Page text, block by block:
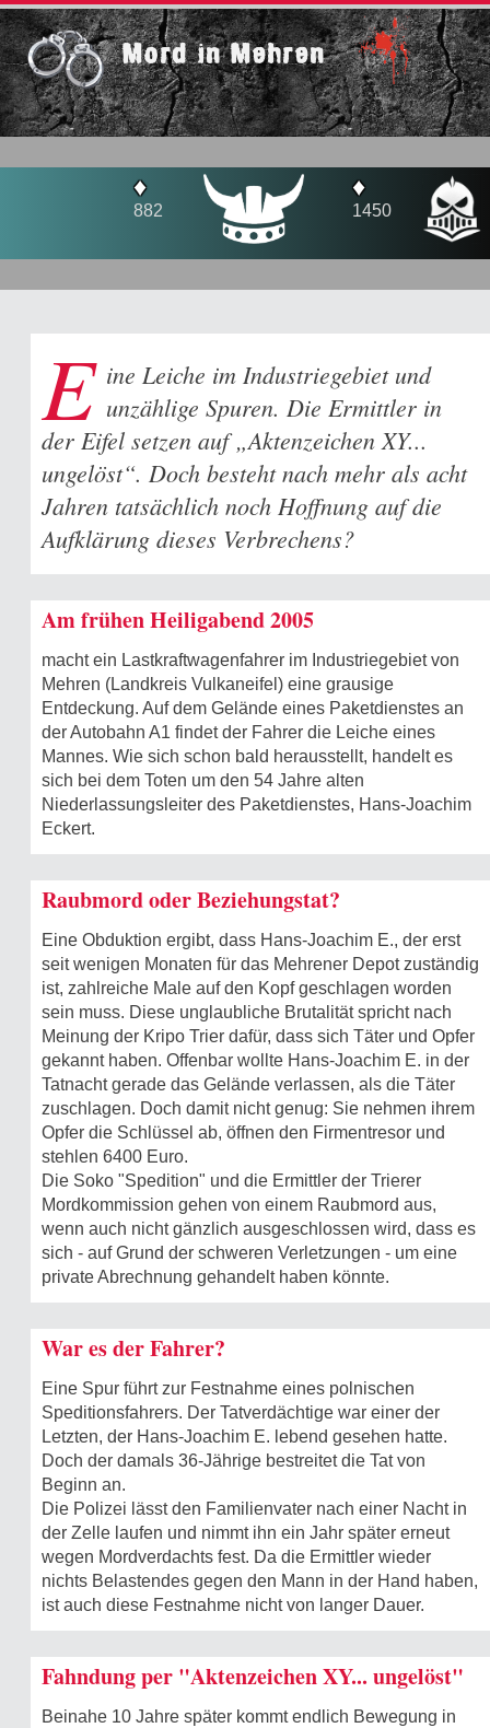
Mord in Mehren
♦
1450
E ine Leiche im Industriegebiet und
unzählige Spuren. Die Ermittler in
der Eifel setzen auf „Aktenzeichen XY...
ungelöst“. Doch besteht nach mehr als acht
Jahren tatsächlich noch Hoffnung auf die
Aufklärung dieses Verbrechens?
Am frühen Heiligabend 2005
macht ein Lastkraftwagenfahrer im Industriegebiet von
Mehren (Landkreis Vulkaneifel) eine grausige
Entdeckung. Auf dem Gelände eines Paketdienstes an
der Autobahn A1 findet der Fahrer die Leiche eines
Mannes. Wie sich schon bald herausstellt, handelt es
sich bei dem Toten um den 54 Jahre alten
Niederlassungsleiter des Paketdienstes, Hans-Joachim
Eckert.
Raubmord oder Beziehungstat?
Eine Obduktion ergibt, dass Hans-Joachim E., der erst
seit wenigen Monaten für das Mehrener Depot zuständig
ist, zahlreiche Male auf den Kopf geschlagen worden
sein muss. Diese unglaubliche Brutalität spricht nach
Meinung der Kripo Trier dafür, dass sich Täter und Opfer
gekannt haben. Offenbar wollte Hans-Joachim E. in der
Tatnacht gerade das Gelände verlassen, als die Täter
zuschlagen. Doch damit nicht genug: Sie nehmen ihrem
Opfer die Schlüssel ab, öffnen den Firmentresor und
stehlen 6400 Euro.
Die Soko "Spedition" und die Ermittler der Trierer
Mordkommission gehen von einem Raubmord aus,
wenn auch nicht gänzlich ausgeschlossen wird, dass es
sich - auf Grund der schweren Verletzungen - um eine
private Abrechnung gehandelt haben könnte.
War es der Fahrer?
Eine Spur führt zur Festnahme eines polnischen
Speditionsfahrers. Der Tatverdächtige war einer der
Letzten, der Hans-Joachim E. lebend gesehen hatte.
Doch der damals 36-Jährige bestreitet die Tat von
Beginn an.
Die Polizei lässt den Familienvater nach einer Nacht in
der Zelle laufen und nimmt ihn ein Jahr später erneut
wegen Mordverdachts fest. Da die Ermittler wieder
nichts Belastendes gegen den Mann in der Hand haben,
ist auch diese Festnahme nicht von langer Dauer.
Fahndung per "Aktenzeichen XY... ungelöst"
Beinahe 10 Jahre später kommt endlich Bewegung in